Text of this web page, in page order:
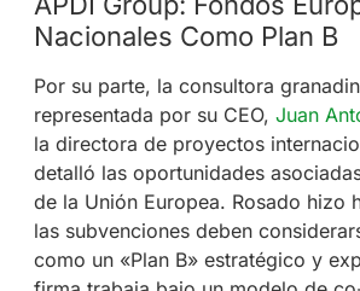
Nacionales Como Plan B
Por su parte, la consultora
representada por su CEO, Juan
la directora de proyectos
detalló las oportunidades
de la Unión Europea. Rosado hizo
las subvenciones deben
como un «Plan B» estratégico y